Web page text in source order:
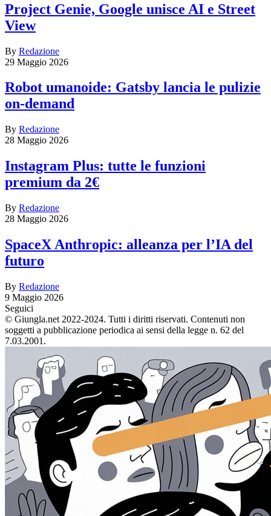
Project Genie, Google unisce AI e Street
View
By Redazione
29 Maggio 2026
Robot umanoide: Gatsby lancia le pulizie
on-demand
By Redazione
28 Maggio 2026
Instagram Plus: tutte le funzioni
premium da 2€
By Redazione
28 Maggio 2026
SpaceX Anthropic: alleanza per l’IA del
futuro
By Redazione
9 Maggio 2026
Seguici
© Giungla.net 2022-2024. Tutti i diritti riservati. Contenuti non
soggetti a pubblicazione periodica ai sensi della legge n. 62 del
7.03.2001.